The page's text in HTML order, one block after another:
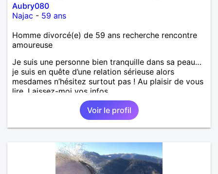
Aubry080
Najac - 59 ans
Homme divorcé(e) de 59 ans recherche rencontre
amoureuse
Je suis une personne bien tranquille dans sa peau…
je suis en quête d’une relation sérieuse alors
mesdames n’hésitez surtout pas ! Au plaisir de vous
lire. Laissez-moi vos infos
Voir le profil